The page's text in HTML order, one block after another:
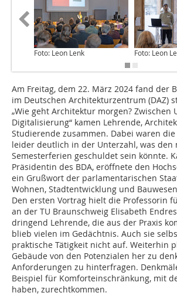
Foto: Leon Lenk Foto: Leon
Am Freitag, dem 22. März 2024 fand der
im Deutschen Architekturzentrum (DAZ)
„Wie geht Architektur morgen? Zwischen
Digitalisierung“ kamen Lehrende,
Studierende zusammen. Dabei waren
leider deutlich in der Unterzahl, was den
Semesterferien geschuldet sein könnte.
Präsidentin des BDA, eröffnete den
ein Grußwort der parlamentarischen
Wohnen, Stadtentwicklung und
Den ersten Vortrag hielt die Professorin
an der TU Braunschweig Elisabeth
dringend Lehrende, die aus der Praxis
blieb vielen im Gedächtnis. Auch sie
praktische Tätigkeit nicht auf. Weiterhin
Gebäude von den Potenzialen her zu
Anforderungen zu hinterfragen.
Beispiel für Komforteinschränkung, mit
haben, zurechtkommen.